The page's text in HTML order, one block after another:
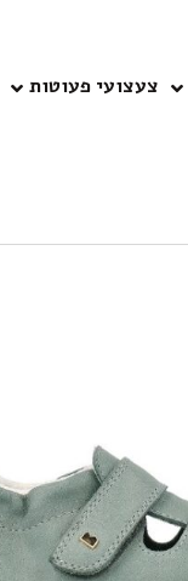
צעצועי פעוטות